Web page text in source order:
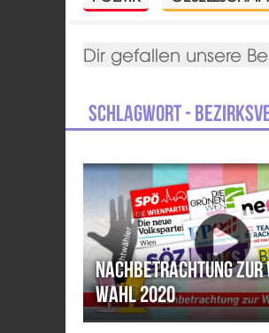
Dir gefallen unsere
Schlagwort -
Nachbetrachtung zur
Wahl 2020